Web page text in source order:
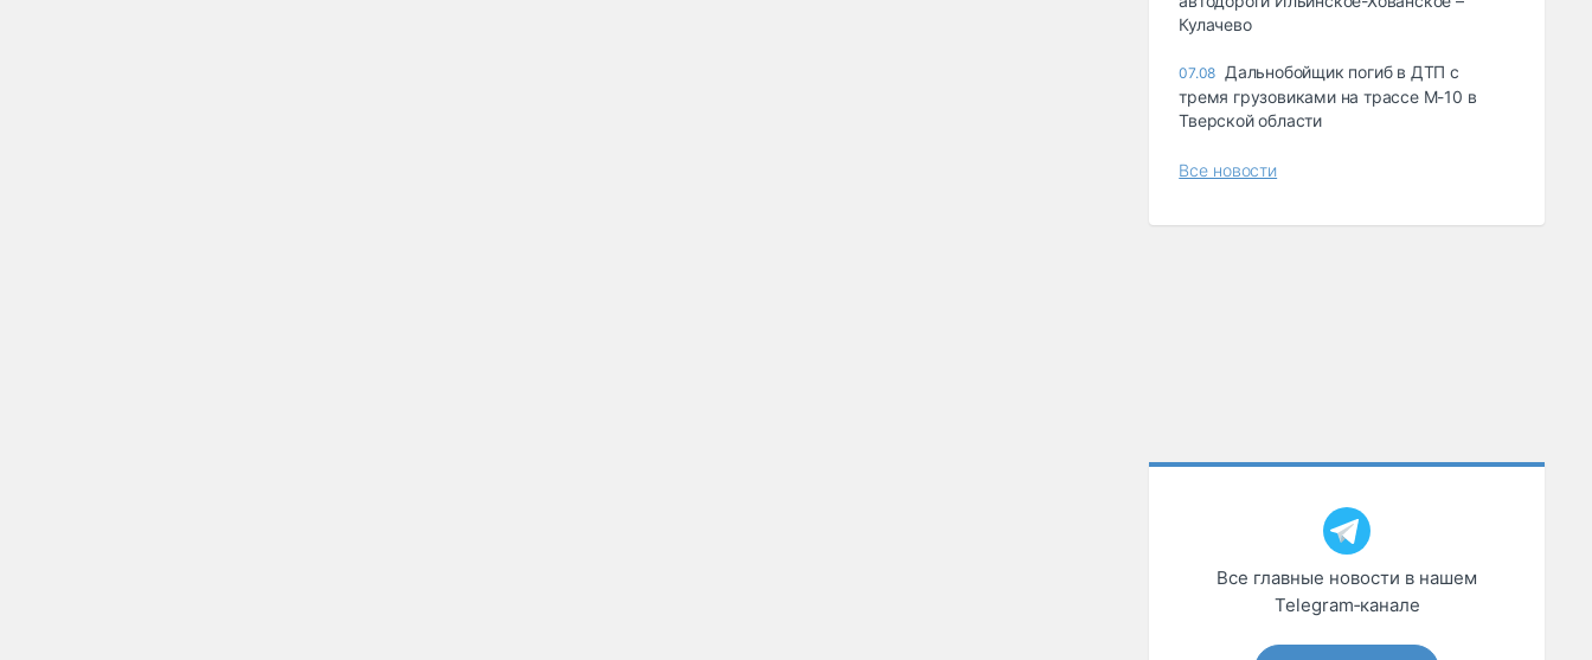
Кулачево
07.08 Дальнобойщик погиб в ДТП с
тремя грузовиками на трассе М-10 в
Тверской области
Все новости
Все главные новости в нашем
Telegram‑канале